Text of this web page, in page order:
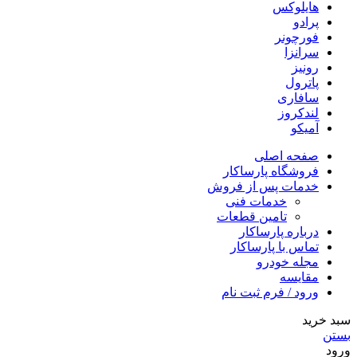
هایلوکس
پرادو
فورچونر
سرانزا
رونیز
پاترول
سافاری
لندکروز
آمیکو
صفحه اصلی
فروشگاه پارساکار
خدمات پس از فروش
خدمات فنی
تامین قطعات
درباره پارساکار
تماس با پارساکار
مجله خودرو
مقایسه
ورود / فرم ثبت نام
سبد خرید
بستن
ورود